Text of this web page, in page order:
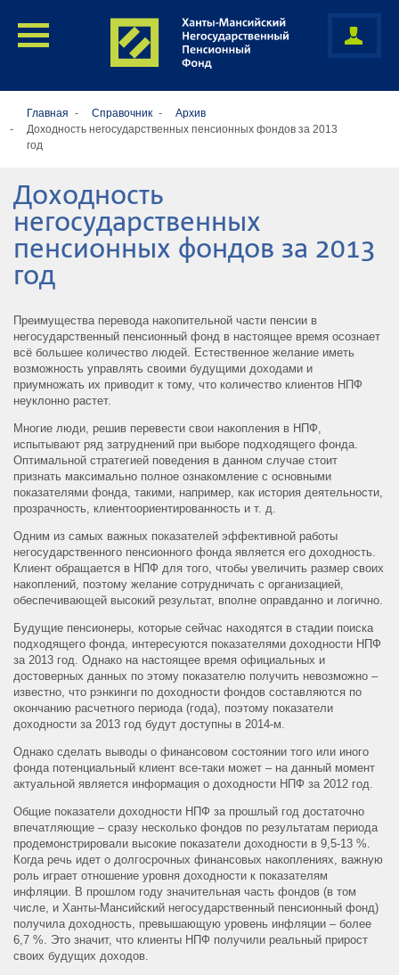
Главная Справочник
Архив
Доходность негосударственных пенсионных фондов за 2013
год
Доходность
негосударственных
пенсионных фондов за 2013
год
Преимущества перевода накопительной части пенсии в
негосударственный пенсионный фонд в настоящее время осознает
всё большее количество людей. Естественное желание иметь
возможность управлять своими будущими доходами и
приумножать их приводит к тому, что количество клиентов НПФ
неуклонно растет.
Многие люди, решив перевести свои накопления в НПФ,
испытывают ряд затруднений при выборе подходящего фонда.
Оптимальной стратегией поведения в данном случае стоит
признать максимально полное ознакомление с основными
показателями фонда, такими, например, как история деятельности,
прозрачность, клиентоориентированность и т. д.
Одним из самых важных показателей эффективной работы
негосударственного пенсионного фонда является его доходность.
Клиент обращается в НПФ для того, чтобы увеличить размер своих
накоплений, поэтому желание сотрудничать с организацией,
обеспечивающей высокий результат, вполне оправданно и логично.
Будущие пенсионеры, которые сейчас находятся в стадии поиска
подходящего фонда, интересуются показателями доходности НПФ
за 2013 год. Однако на настоящее время официальных и
достоверных данных по этому показателю получить невозможно –
известно, что рэнкинги по доходности фондов составляются по
окончанию расчетного периода (года), поэтому показатели
доходности за 2013 год будут доступны в 2014-м.
Однако сделать выводы о финансовом состоянии того или иного
фонда потенциальный клиент все-таки может – на данный момент
актуальной является информация о доходности НПФ за 2012 год.
Общие показатели доходности НПФ за прошлый год достаточно
впечатляющие – сразу несколько фондов по результатам периода
продемонстрировали высокие показатели доходности в 9,5-13 %.
Когда речь идет о долгосрочных финансовых накоплениях, важную
роль играет отношение уровня доходности к показателям
инфляции. В прошлом году значительная часть фондов (в том
числе, и Ханты-Мансийский негосударственный пенсионный фонд)
получила доходность, превышающую уровень инфляции – более
6,7 %. Это значит, что клиенты НПФ получили реальный прирост
своих будущих доходов.